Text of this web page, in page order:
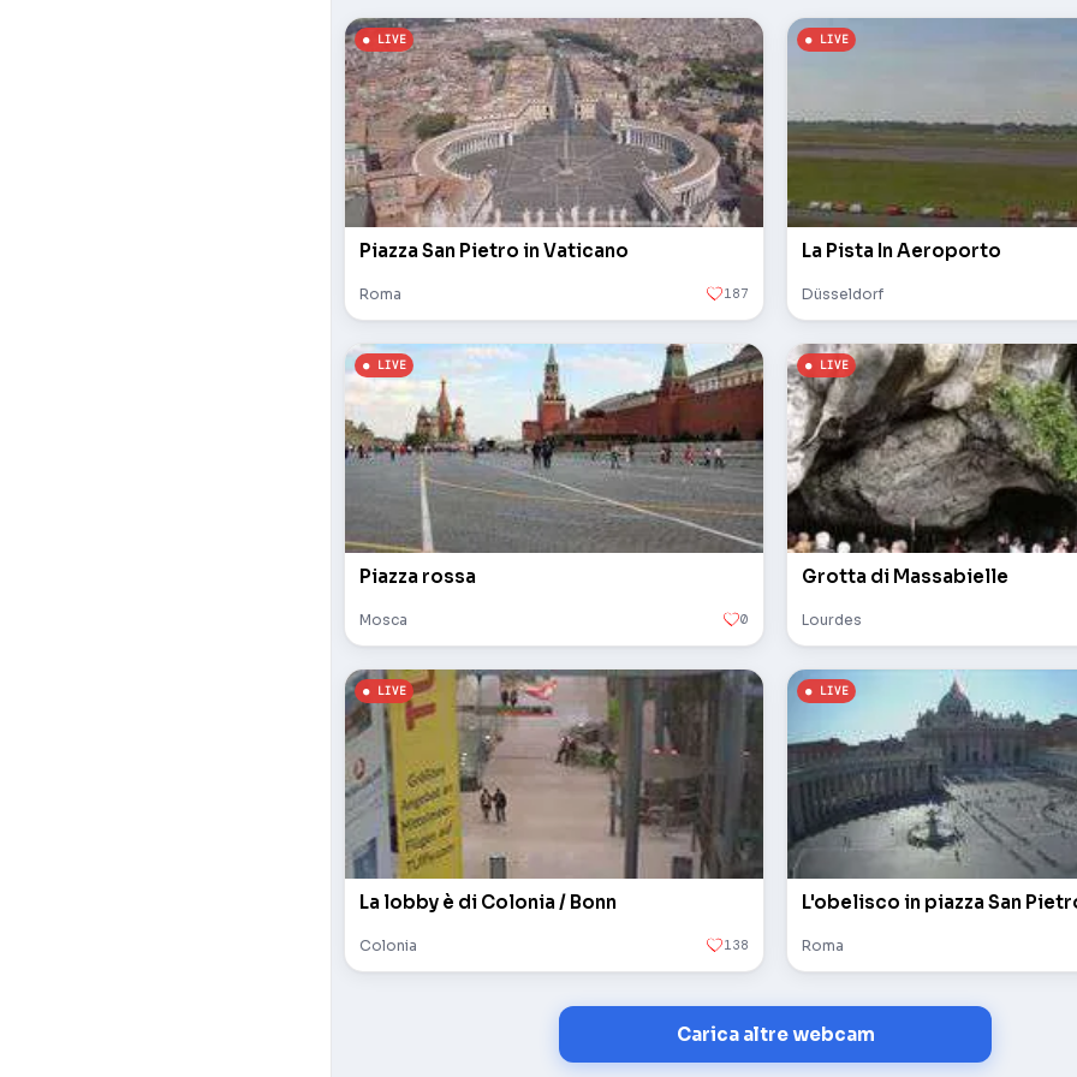
Piazza San Pietro in Vaticano
Roma 187
La Pista In Aeroporto
Düsseldorf
Piazza rossa
Mosca 0
Grotta di Massabielle
Lourdes
La lobby è di Colonia / Bonn
Colonia 138 Roma
Carica altre webcam